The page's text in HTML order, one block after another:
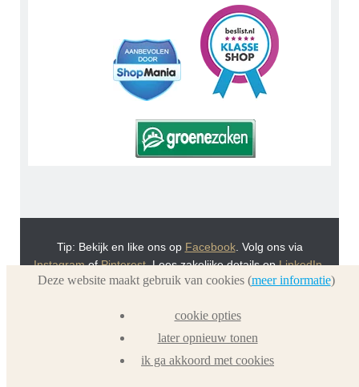
Tip: Bekijk en like ons op Facebook. Volg ons via
InstagramofPinterest. Lees zakelijke details opLinkedIn.
Of bekijk Urnwebshop.nl instructie video's viaYou Tube.
Dierenurnwinkel.nlenGraflantaarn.nl
Deze website maakt gebruik van cookies (meer informatie)
cookie opties
later opnieuw tonen
ik ga akkoord met cookies